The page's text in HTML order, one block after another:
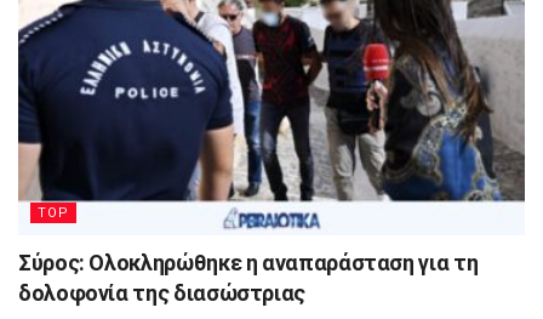
TOP
Σύρος: Ολοκληρώθηκε η αναπαράσταση για τη
δολοφονία της διασώστριας